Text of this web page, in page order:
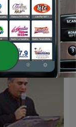
Gebel